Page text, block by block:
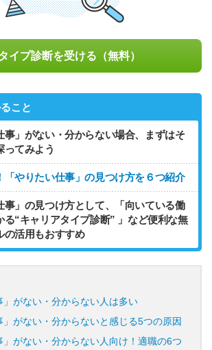
イプ診断を受ける（無料）
こと
事」がない・分からない場合、まずはそ
ってみよう
「やりたい仕事」の見つけ方を６つ紹介
事」の見つけ方として、「向いている働
る“キャリアタイプ診断” 」など便利な無
の活用もおすすめ
」がない・分からない人は多い
」がない・分からないと感じる5つの原因
」がない・分からない人向け！適職の6つ